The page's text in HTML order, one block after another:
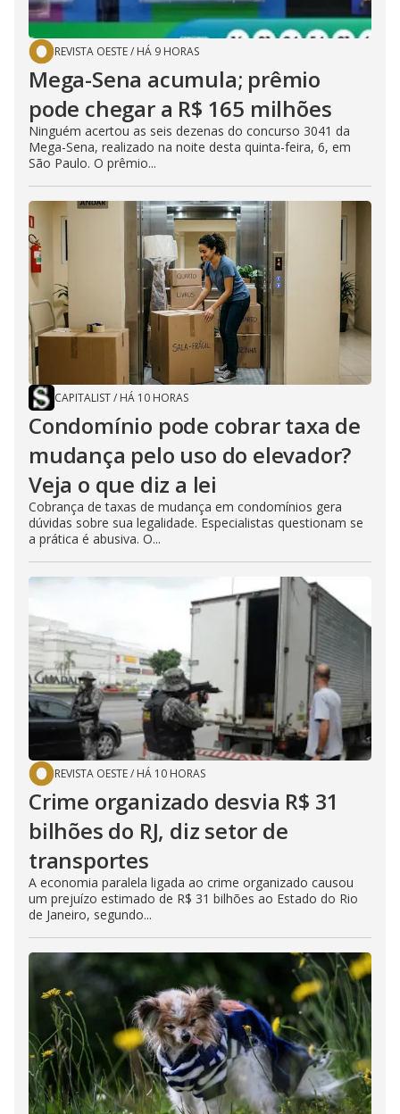
REVISTA OESTE/ HÁ 9 HORAS
Mega-Sena acumula; prêmio
pode chegar a R$ 165 milhões
Ninguém acertou as seis dezenas do concurso 3041 da
Mega-Sena, realizado na noite desta quinta-feira, 6, em
São Paulo. O prêmio...
CAPITALIST/ HÁ 10 HORAS
Condomínio pode cobrar taxa de
mudança pelo uso do elevador?
Veja o que diz a lei
Cobrança de taxas de mudança em condomínios gera
dúvidas sobre sua legalidade. Especialistas questionam se
a prática é abusiva. O...
REVISTA OESTE/ HÁ 10 HORAS
Crime organizado desvia R$ 31
bilhões do RJ, diz setor de
transportes
A economia paralela ligada ao crime organizado causou
um prejuízo estimado de R$ 31 bilhões ao Estado do Rio
de Janeiro, segundo...